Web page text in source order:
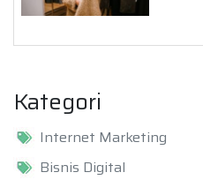
Kategori
Internet Marketing
Bisnis Digital